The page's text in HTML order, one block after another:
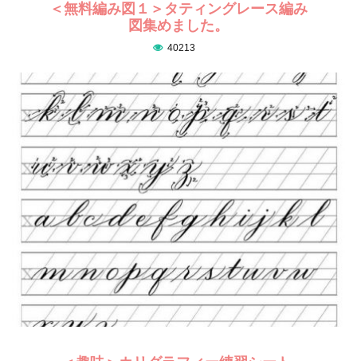
＜無料編み図１＞タティングレース編み
図集めました。
40213